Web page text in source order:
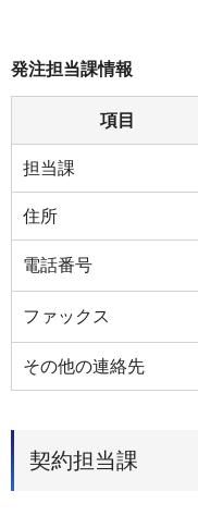
発注担当課情報
項目
担当課
住所
電話番号
ファックス
その他の連絡先
契約担当課